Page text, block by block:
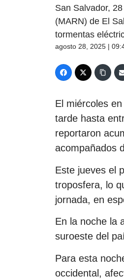
San Salvador,
(MARN) de El
tormentas
agosto 28, 2025 |
El miércoles
tarde hasta
reportaron
acompañados
Este jueves el
troposfera, lo
jornada, en
En la noche la
suroeste del
Para esta
occidental,